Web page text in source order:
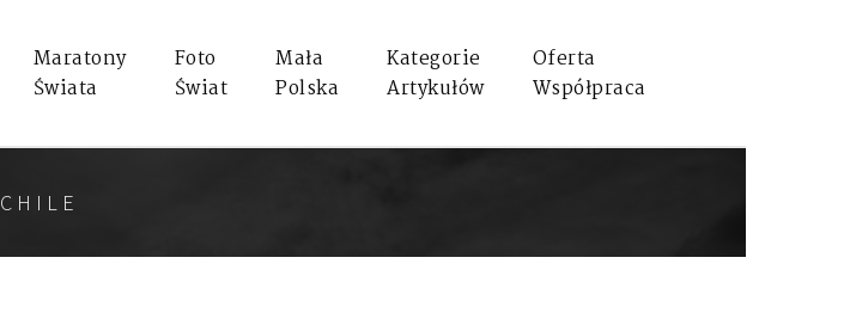
Maratony
Świata
Foto
Świat
Mała
Polska
Kategorie
Artykułów
Oferta
Współpraca
CHILE